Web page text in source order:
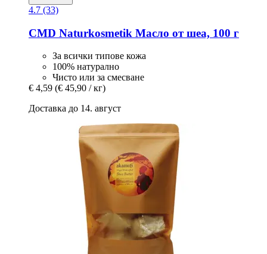
4.7 (33)
CMD Naturkosmetik Масло от шеа, 100 г
За всички типове кожа
100% натурално
Чисто или за смесване
€ 4,59 (€ 45,90 / кг)
Доставка до 14. август